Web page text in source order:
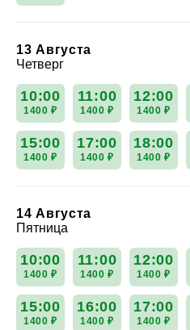
13 Августа
Четверг
10:00
1400 ₽
11:00
1400 ₽
12:00
1400 ₽
15:00
1400 ₽
17:00
1400 ₽
18:00
1400 ₽
14 Августа
Пятница
10:00
1400 ₽
11:00
1400 ₽
12:00
1400 ₽
15:00
1400 ₽
16:00
1400 ₽
17:00
1400 ₽